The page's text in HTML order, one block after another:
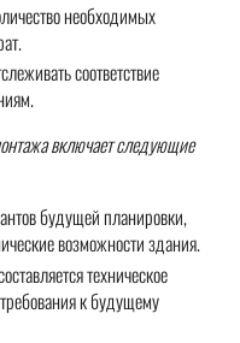
необходимых
соответствие
включает следующие
будущей планировки,
возможности здания.
техническое
к будущему